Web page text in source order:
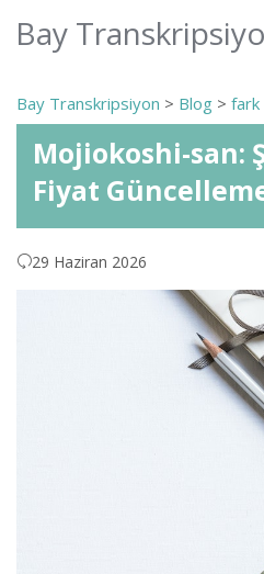
Bay
Bay Transkripsiyon > Blog >
Mojiokoshi-san:
Fiyat
29 Haziran 2026